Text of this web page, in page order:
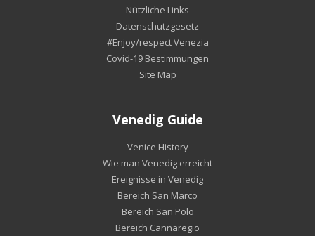
Nützliche Links
Datenschutzgesetz
#Enjoy/respect Venezia
Covid-19 Bestimmungen
Site Map
Venedig Guide
Venice History
Wie man Venedig erreicht
Ereignisse in Venedig
Bereich San Marco
Bereich San Polo
Bereich Cannaregio